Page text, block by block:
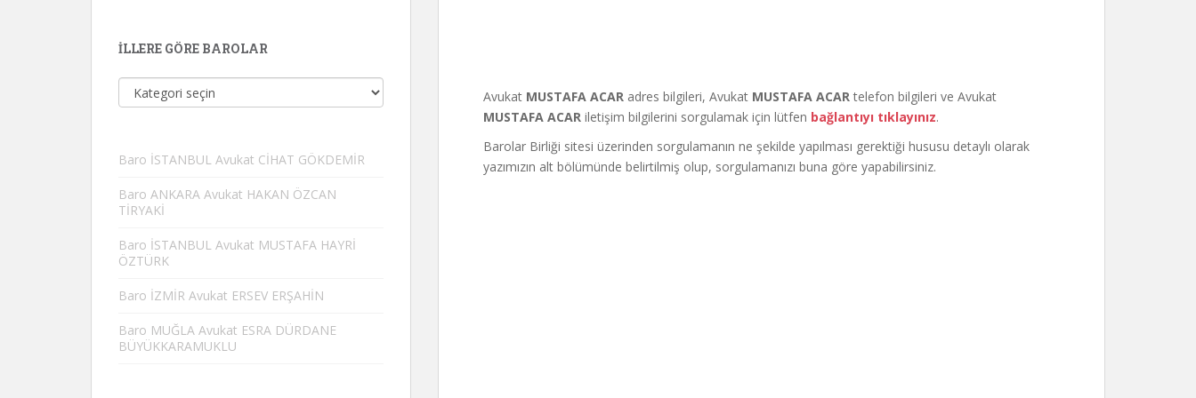
Avukat MUSTAFA ACAR adres bilgileri, Avukat MUSTAFA ACAR telefon bilgileri ve Avukat
MUSTAFA ACAR iletişim bilgilerini sorgulamak için lütfen bağlantıyı tıklayınız.
Barolar Birliği sitesi üzerinden sorgulamanın ne şekilde yapılması gerektiği hususu detaylı olarak
yazımızın alt bölümünde belirtilmiş olup, sorgulamanızı buna göre yapabilirsiniz.
İLLERE GÖRE BAROLAR
İllere
Göre
Baro İSTANBUL Avukat CİHAT GÖKDEMİR
Baro ANKARA Avukat HAKAN ÖZCAN
TİRYAKİ
Baro İSTANBUL Avukat MUSTAFA HAYRİ
ÖZTÜRK
Baro İZMİR Avukat ERSEV ERŞAHİN
Baro MUĞLA Avukat ESRA DÜRDANE
BÜYÜKKARAMUKLU